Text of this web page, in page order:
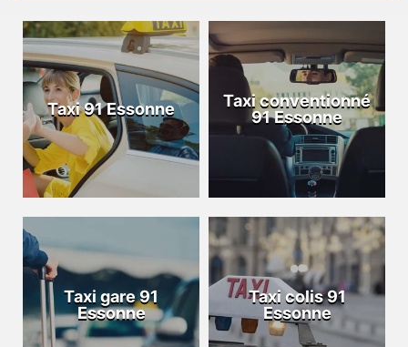
Taxi 91 Essonne
Taxi conventionné
91 Essonne
Taxi gare 91
Essonne
Taxi colis 91
Essonne